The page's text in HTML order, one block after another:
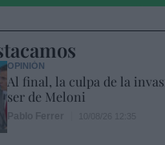
OPINIÓN
Al final, la culpa de la
ser de Meloni